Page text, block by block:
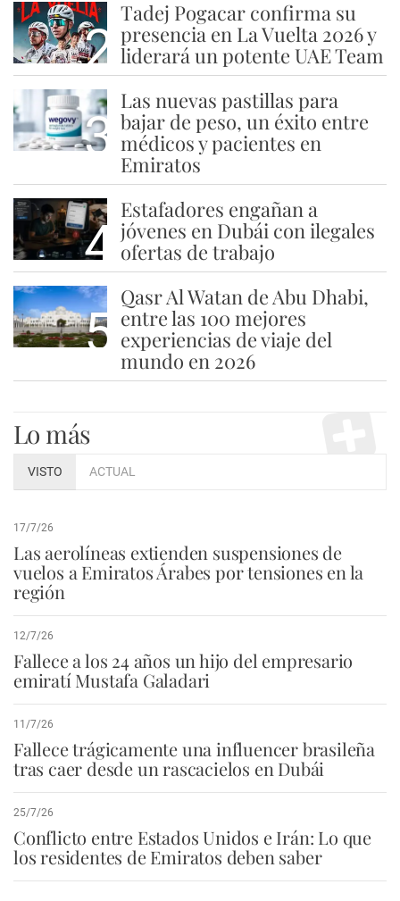
2
Tadej Pogacar confirma su
presencia en La Vuelta 2026 y
liderará un potente UAE Team
3
Las nuevas pastillas para
bajar de peso, un éxito entre
médicos y pacientes en
Emiratos
4
Estafadores engañan a
jóvenes en Dubái con ilegales
ofertas de trabajo
5
Qasr Al Watan de Abu Dhabi,
entre las 100 mejores
experiencias de viaje del
mundo en 2026
Lo más
VISTO ACTUAL
17/7/26
Las aerolíneas extienden suspensiones de
vuelos a Emiratos Árabes por tensiones en la
región
12/7/26
Fallece a los 24 años un hijo del empresario
emiratí Mustafa Galadari
11/7/26
Fallece trágicamente una influencer brasileña
tras caer desde un rascacielos en Dubái
25/7/26
Conflicto entre Estados Unidos e Irán: Lo que
los residentes de Emiratos deben saber